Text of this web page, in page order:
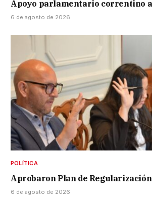
Apoyo parlamentario correntino
6 de agosto de 2026
POLÍTICA
Aprobaron Plan de Regularización
6 de agosto de 2026